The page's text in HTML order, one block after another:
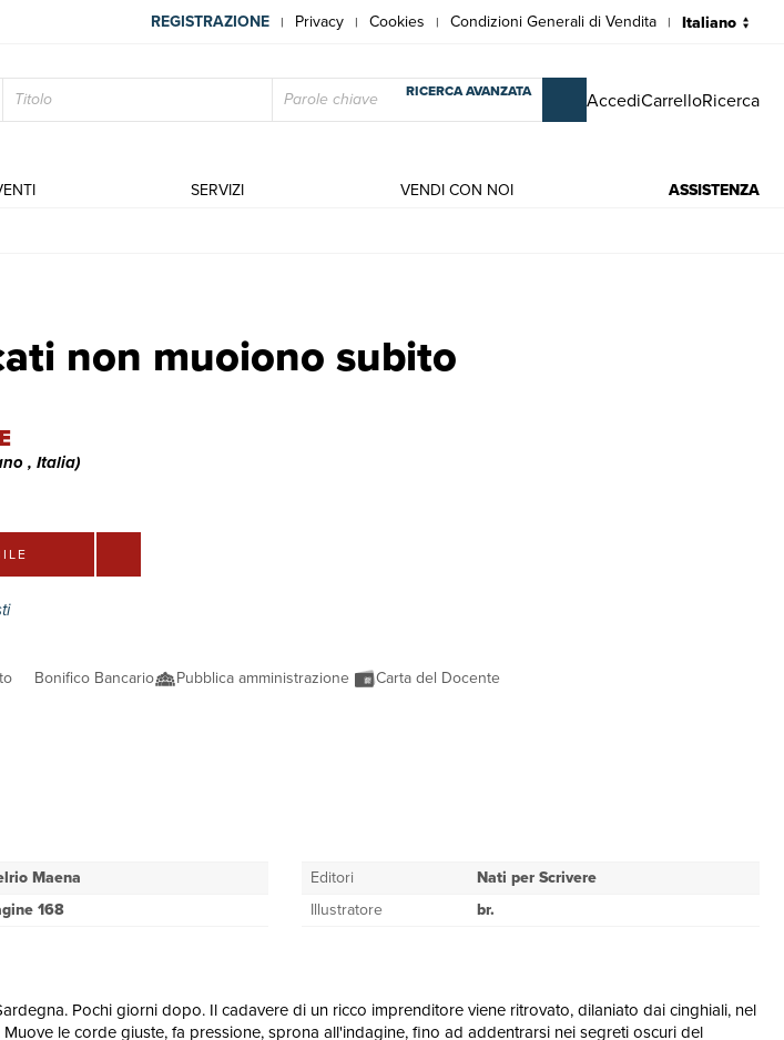
REGISTRAZIONE | Privacy | Cookies | Condizioni Generali di Vendita |
RICERCA AVANZATA AccediCarrelloRicerca
SERVIZI VENDI CON NOI ASSISTENZA
non muoiono subito
| Libri antichi e moderni | Delrio Maena, br.
, Italia)
Bonifico Bancario Pubblica amministrazione Carta del Docente
Maena
168
Editori
Nati per Scrivere
Illustratore
br.
Pochi giorni dopo. Il cadavere di un ricco imprenditore viene ritrovato, dilaniato dai cinghiali, nel
le corde giuste, fa pressione, sprona all'indagine, fino ad addentrarsi nei segreti oscuri del